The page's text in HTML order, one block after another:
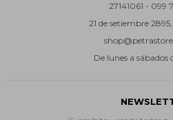
27141061 - 099
21 de setiembre
De lunes a sábados